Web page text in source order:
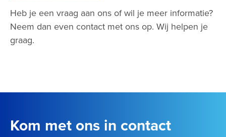
Heb je een vraag aan ons of wil je meer informatie?
Neem dan even contact met ons op. Wij helpen je
graag.
Kom met ons in contact